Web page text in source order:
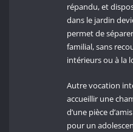
répandu, et
dans le jardin
permet de
familial, sans
intérieurs ou à la
Autre vocation
accueillir une
d’une pièce
pour un